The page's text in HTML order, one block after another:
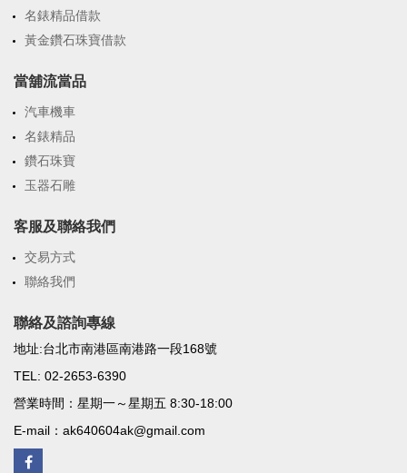
名錶精品借款
黃金鑽石珠寶借款
當舖流當品
汽車機車
名錶精品
鑽石珠寶
玉器石雕
客服及聯絡我們
交易方式
聯絡我們
聯絡及諮詢專線
地址:台北市南港區南港路一段168號
TEL: 02-2653-6390
營業時間：星期一～星期五 8:30-18:00
E-mail：ak640604ak@gmail.com